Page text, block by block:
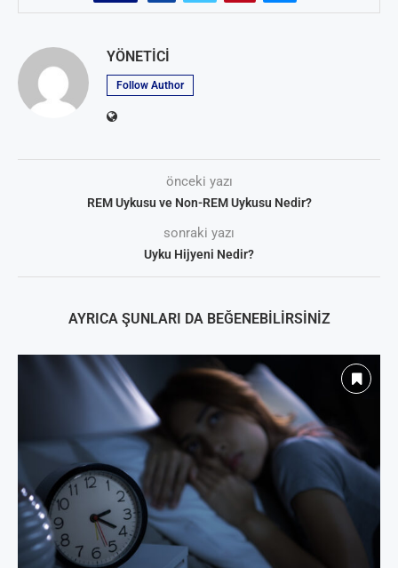
YÖNETICI
Follow Author
önceki yazı
REM Uykusu ve Non-REM Uykusu Nedir?
sonraki yazı
Uyku Hijyeni Nedir?
AYRICA ŞUNLARI DA BEĞENEBILIRSINIZ